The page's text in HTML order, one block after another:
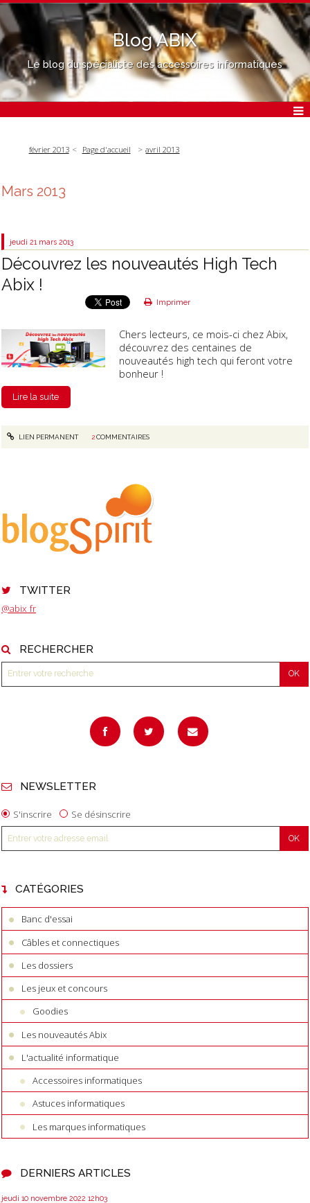
Blog ABIX
Le blog du spécialiste des accessoires informatiques
TWITTER
@abix_fr
RECHERCHER
NEWSLETTER
S'inscrire Se désinscrire
CATÉGORIES
Banc d'essai
Câbles et connectiques
Les dossiers
Les jeux et concours
Goodies
Les nouveautés Abix
L'actualité informatique
Accessoires informatiques
Astuces informatiques
Les marques informatiques
DERNIERS ARTICLES
jeudi 10 novembre 2022 12h03
février 2013 Page d'accueil avril 2013
Mars 2013
jeudi 21 mars 2013
Découvrez les nouveautés High Tech
Abix !
Imprimer
Chers lecteurs, ce mois-ci chez Abix,
découvrez des centaines de
nouveautés high tech qui feront votre
bonheur !
Lire la suite
LIEN PERMANENT 2COMMENTAIRES